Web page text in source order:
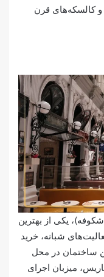
و کالسکه‌های قرن
یکی از بهترین
شبانه، خرید
ساختمان در محل
میزبان اجرای